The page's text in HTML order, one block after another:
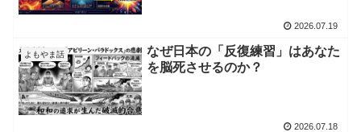
2026.07.19
よもやま話
なぜ日本の「反復練習」はあなた
を脳死させるのか？
2026.07.18